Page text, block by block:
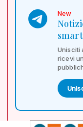
New
Unisciti
ricevi